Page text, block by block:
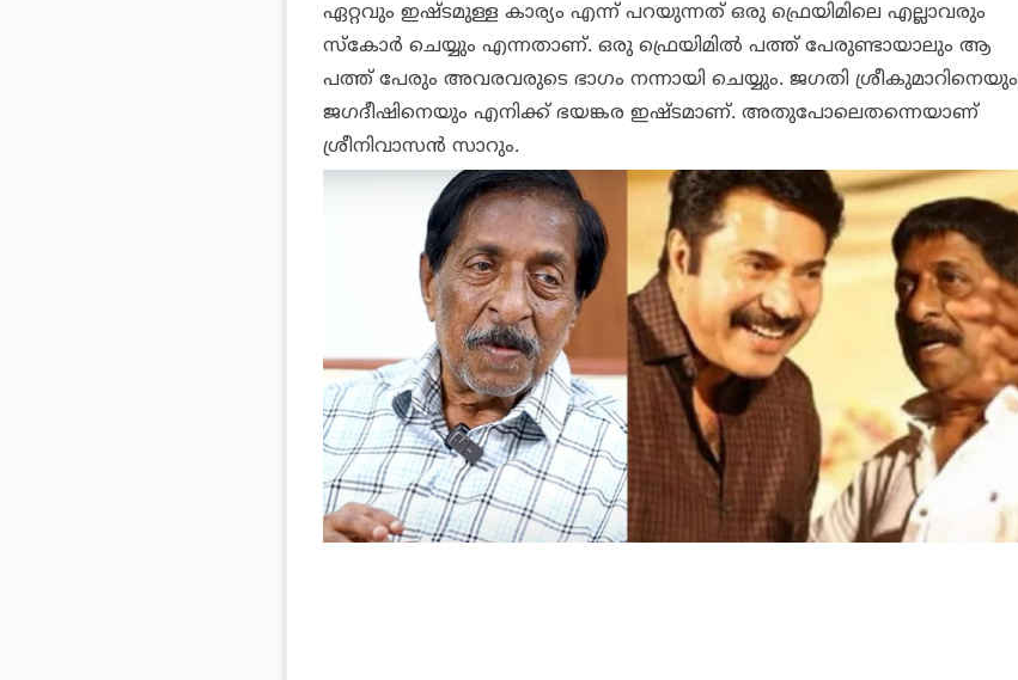
ഏറ്റവും ഇഷ്ടമുള്ള കാര്യം എന്ന് പറയുന്നത് ഒരു ഫ്രെയിമിലെ എല്ലാവരും
സ്‌കോര്‍ ചെയ്യും എന്നതാണ്. ഒരു ഫ്രെയിമില്‍ പത്ത് പേരുണ്ടായാലും ആ
പത്ത് പേരും അവരവരുടെ ഭാഗം നന്നായി ചെയ്യും. ജഗതി ശ്രീകുമാറിനെയും
ജഗദീഷിനെയും എനിക്ക് ഭയങ്കര ഇഷ്ടമാണ്. അതുപോലെതന്നെയാണ്
ശ്രീനിവാസന്‍ സാറും.